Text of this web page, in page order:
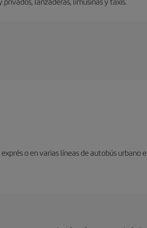
o en varias líneas de autobús urbano e